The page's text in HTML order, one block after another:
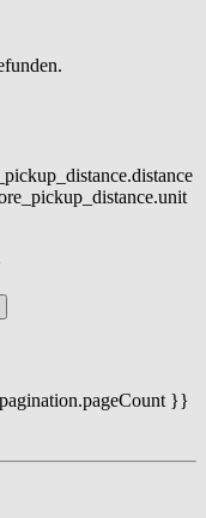
}}